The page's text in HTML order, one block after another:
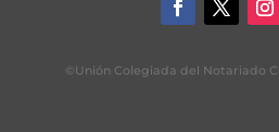
©Unión Colegiada del Notariado